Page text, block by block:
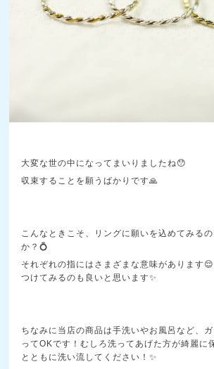
大変な世の中になってまいりましたね😯
収束することを願うばかりです🙏
こんなときこそ、リングに願いを込めてみる
か？💍
それぞれの指にはさまざまな意味があります
つけてみるのも良いと思います✨
ちなみに当店の商品は手洗いやお風呂など、
ってOKです！むしろ洗ってあげた方が綺麗に
とともに洗い流してください！✨